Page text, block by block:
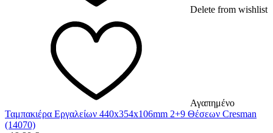
Delete from wishlist
Αγαπημένο
Ταμπακιέρα Εργαλείων 440x354x106mm 2+9 Θέσεων Cresman
(14070)